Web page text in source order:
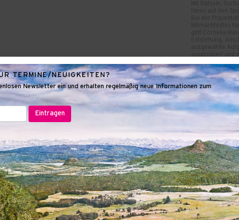
TERMINE/NEUIGKEITEN?
Newsletter ein und erhalten regelmäßig neue Informationen zum
Mit Rätseln,
Ideen auf den
Bei der
Mitmachfedtes
gibt Cornelia
Entstehung.
ausgewählte
ausprobiert und
Neugierigen. Der
SONNTAG,
Viktoria Tiedeke
Ausstellung und
Lebenswege
der Höri-
Museumseintritt ·
SONNTAG,
12:30 UHR
(BUCHUNG
HÖRI:
KINDERN AB 3